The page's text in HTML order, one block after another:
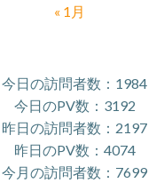
« 1月
今日の訪問者数：1984
今日のPV数：3192
昨日の訪問者数：2197
昨日のPV数：4074
今月の訪問者数：7699